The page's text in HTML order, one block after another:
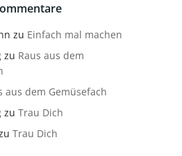
zu Einfach mal machen
zu Raus aus dem
aus dem Gemüsefach
zu Trau Dich
Trau Dich